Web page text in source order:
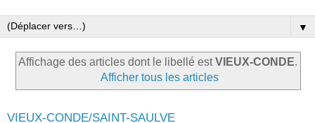
▼
Affichage des articles dont le libellé estVIEUX-CONDE.
Afficher tous les articles
VIEUX-CONDE/SAINT-SAULVE